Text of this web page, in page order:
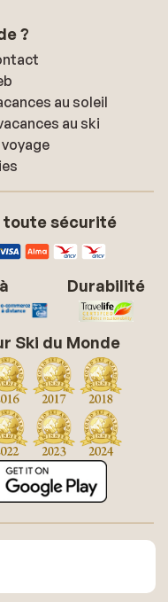
?
au soleil
au ski
toute sécurité
Durabilité
Ski du Monde
soleil